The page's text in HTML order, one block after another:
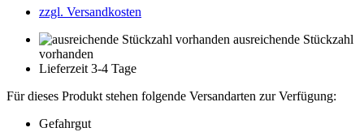
zzgl. Versandkosten
ausreichende Stückzahl
vorhanden
Lieferzeit 3-4 Tage
Für dieses Produkt stehen folgende Versandarten zur Verfügung:
Gefahrgut